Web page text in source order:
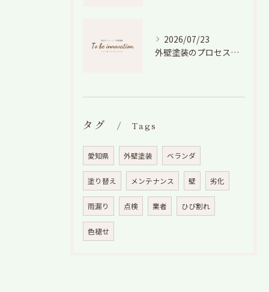
2026/07/23
外壁塗装のプロセスを愛知県でスムーズに進めるための工程と費用徹底解説
タグ Tags
愛知県 外壁塗装 ベランダ
塗り替え メンテナンス 壁 劣化
雨漏り 点検 業者 ひび割れ
色褪せ